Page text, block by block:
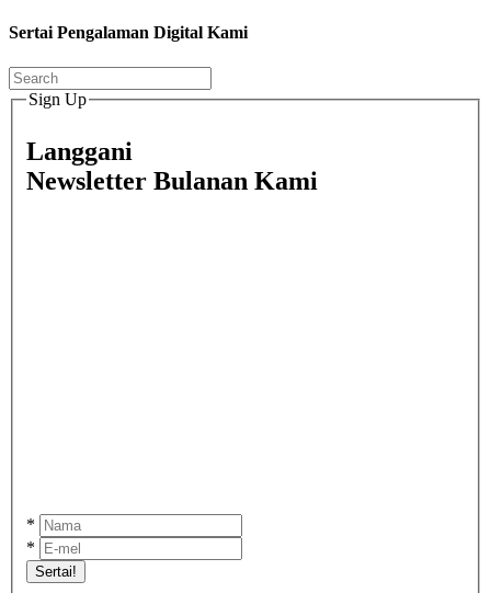
Sertai Pengalaman Digital Kami
Sign Up
Langgani
Newsletter Bulanan Kami
*
*
Sertai!